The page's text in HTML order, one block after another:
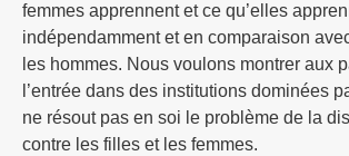
femmes apprennent et ce qu’elles
indépendamment et en comparaison
les hommes. Nous voulons montrer aux
l’entrée dans des institutions dominées
ne résout pas en soi le problème de la
contre les filles et les femmes.